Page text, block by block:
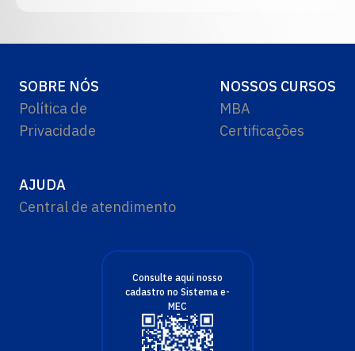
SOBRE NÓS
Política de
Privacidade
NOSSOS CURSOS
MBA
Certificações
AJUDA
Central de atendimento
Consulte aqui nosso
cadastro no Sistema e-
MEC